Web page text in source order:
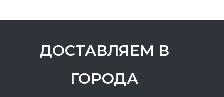
ДОСТАВЛЯЕМ В
ГОРОДА